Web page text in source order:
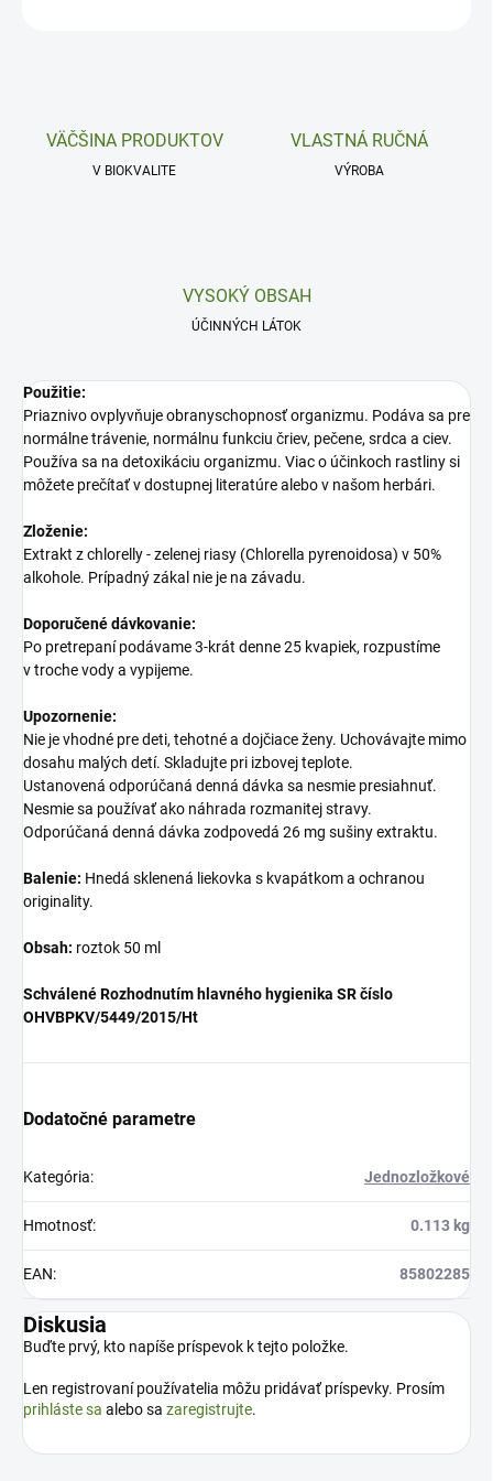
VÄČŠINA PRODUKTOV
V BIOKVALITE
VLASTNÁ RUČNÁ
VÝROBA
VYSOKÝ OBSAH
ÚČINNÝCH LÁTOK
Použitie:
Priaznivo ovplyvňuje obranyschopnosť organizmu. Podáva sa pre
normálne trávenie, normálnu funkciu čriev, pečene, srdca a ciev.
Používa sa na detoxikáciu organizmu. Viac o účinkoch rastliny si
môžete prečítať v dostupnej literatúre alebo v našom herbári.
Zloženie:
Extrakt z chlorelly - zelenej riasy (Chlorella pyrenoidosa) v 50%
alkohole. Prípadný zákal nie je na závadu.
Doporučené dávkovanie:
Po pretrepaní podávame 3-krát denne 25 kvapiek, rozpustíme
v troche vody a vypijeme.
Upozornenie:
Nie je vhodné pre deti, tehotné a dojčiace ženy. Uchovávajte mimo
dosahu malých detí. Skladujte pri izbovej teplote.
Ustanovená odporúčaná denná dávka sa nesmie presiahnuť.
Nesmie sa používať ako náhrada rozmanitej stravy.
Odporúčaná denná dávka zodpovedá 26 mg sušiny extraktu.
Balenie: Hnedá sklenená liekovka s kvapátkom a ochranou
originality.
Obsah: roztok 50 ml
Schválené Rozhodnutím hlavného hygienika SR číslo
OHVBPKV/5449/2015/Ht
Dodatočné parametre
Kategória: Jednozložkové
Hmotnosť: 0.113 kg
EAN: 85802285
Diskusia
Buďte prvý, kto napíše príspevok k tejto položke.
Len registrovaní používatelia môžu pridávať príspevky. Prosím
prihláste sa alebo sa zaregistrujte.